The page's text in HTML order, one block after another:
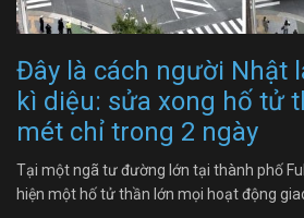
Đây là cách người Nhật
kì diệu: sửa xong hố tử
mét chỉ trong 2 ngày
Tại một ngã tư đường lớn tại thành phố
hiện một hố tử thần lớn mọi hoạt động